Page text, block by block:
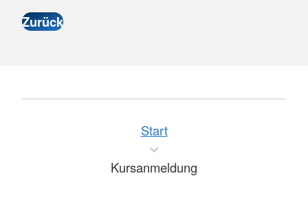
Start
Kursanmeldung